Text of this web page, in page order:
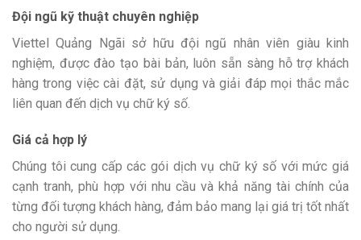
Đội ngũ kỹ thuật chuyên nghiệp
Viettel Quảng Ngãi sở hữu đội ngũ nhân viên giàu kinh
nghiệm, được đào tạo bài bản, luôn sẵn sàng hỗ trợ khách
hàng trong việc cài đặt, sử dụng và giải đáp mọi thắc mắc
liên quan đến dịch vụ chữ ký số.
Giá cả hợp lý
Chúng tôi cung cấp các gói dịch vụ chữ ký số với mức giá
cạnh tranh, phù hợp với nhu cầu và khả năng tài chính của
từng đối tượng khách hàng, đảm bảo mang lại giá trị tốt nhất
cho người sử dụng.